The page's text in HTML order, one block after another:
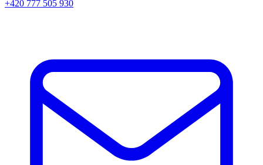
+420 777 505 930